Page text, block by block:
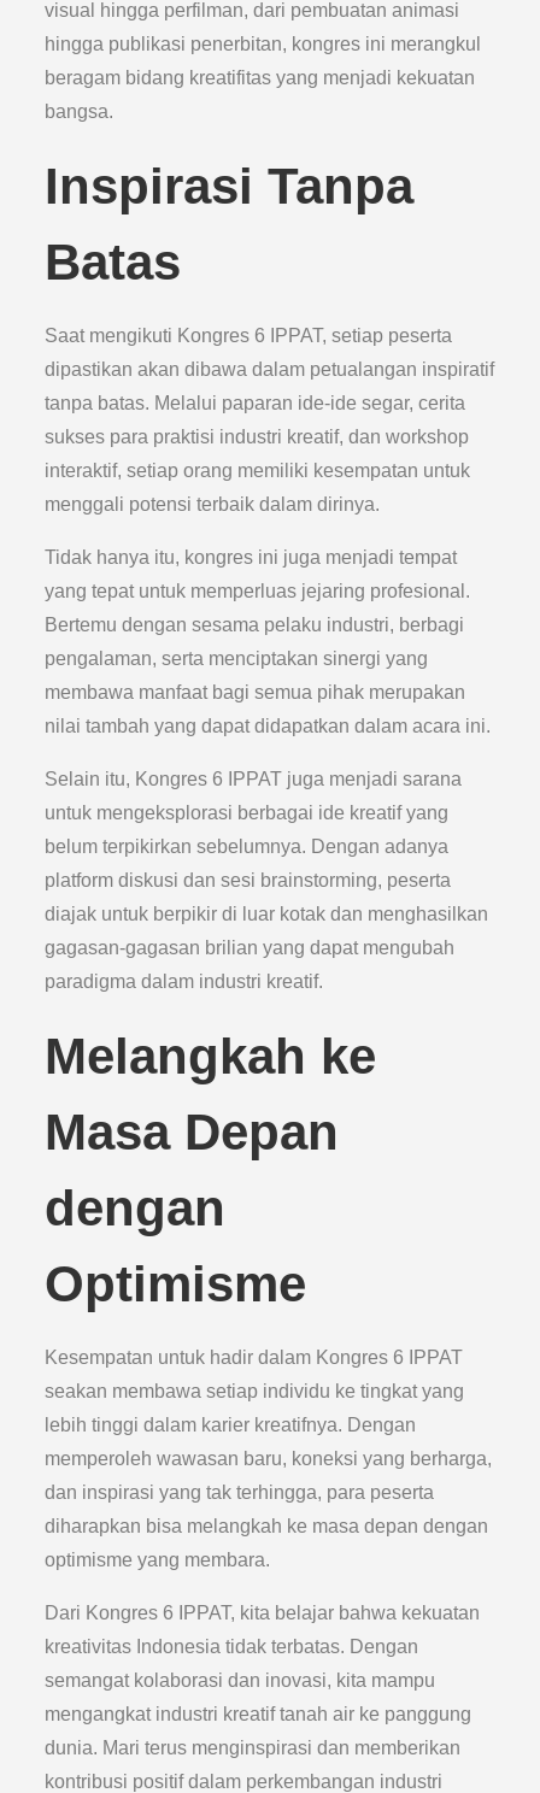
visual hingga perfilman, dari pembuatan animasi
hingga publikasi penerbitan, kongres ini merangkul
beragam bidang kreatifitas yang menjadi kekuatan
bangsa.
Inspirasi Tanpa
Batas
Saat mengikuti Kongres 6 IPPAT, setiap peserta
dipastikan akan dibawa dalam petualangan inspiratif
tanpa batas. Melalui paparan ide-ide segar, cerita
sukses para praktisi industri kreatif, dan workshop
interaktif, setiap orang memiliki kesempatan untuk
menggali potensi terbaik dalam dirinya.
Tidak hanya itu, kongres ini juga menjadi tempat
yang tepat untuk memperluas jejaring profesional.
Bertemu dengan sesama pelaku industri, berbagi
pengalaman, serta menciptakan sinergi yang
membawa manfaat bagi semua pihak merupakan
nilai tambah yang dapat didapatkan dalam acara ini.
Selain itu, Kongres 6 IPPAT juga menjadi sarana
untuk mengeksplorasi berbagai ide kreatif yang
belum terpikirkan sebelumnya. Dengan adanya
platform diskusi dan sesi brainstorming, peserta
diajak untuk berpikir di luar kotak dan menghasilkan
gagasan-gagasan brilian yang dapat mengubah
paradigma dalam industri kreatif.
Melangkah ke
Masa Depan
dengan
Optimisme
Kesempatan untuk hadir dalam Kongres 6 IPPAT
seakan membawa setiap individu ke tingkat yang
lebih tinggi dalam karier kreatifnya. Dengan
memperoleh wawasan baru, koneksi yang berharga,
dan inspirasi yang tak terhingga, para peserta
diharapkan bisa melangkah ke masa depan dengan
optimisme yang membara.
Dari Kongres 6 IPPAT, kita belajar bahwa kekuatan
kreativitas Indonesia tidak terbatas. Dengan
semangat kolaborasi dan inovasi, kita mampu
mengangkat industri kreatif tanah air ke panggung
dunia. Mari terus menginspirasi dan memberikan
kontribusi positif dalam perkembangan industri